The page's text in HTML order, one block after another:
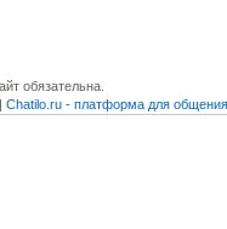
обязательна.
| Chatilo.ru - платформа для